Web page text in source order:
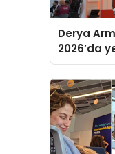
Derya
2026’da
global
sergiledi